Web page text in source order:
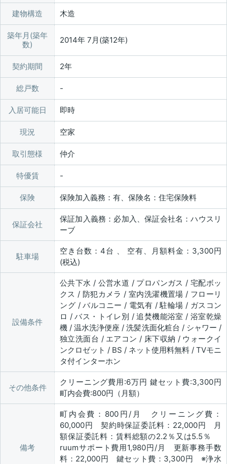
建物構造 木造
築年月(築年
数)
2014年 7月(築12年)
契約期間 2年
総戸数
入居可能日 即時
現況 空家
取引態様 仲介
特優賃
保険 保険加入義務：有、保険名：住宅保険料
保証会社
保証加入義務：必加入、保証会社名：ハウスリ
ーブ
駐車場
空き台数：4台 、 空有、月額料金：3,300円
(税込)
設備条件
公共下水 / 公営水道 / プロパンガス / 宅配ボッ
クス / 防犯カメラ / 室内洗濯機置場 / フローリ
ング / バルコニー / 電気有 / 駐輪場 / ガスコン
ロ / バス・トイレ別 / 追焚機能浴室 / 浴室乾燥
機 / 温水洗浄便座 / 洗髪洗面化粧台 / シャワー /
独立洗面台 / エアコン / 床下収納 / ウォークイ
ンクロゼット / BS / ネット使用料無料 / TVモニ
タ付インターホン
その他条件
クリーニング費用:6万円 鍵セット費:3,300円
町内会費:800円（月額）
備考
町内会費：800円/月 クリーニング費：
60,000円 契約時保証委託料：22,000円 月
額保証委託料：賃料総額の2.2％又は5.5％
ruumサポート費用1,980円/月 更新事務手数
料：22,000円 鍵セット費：3,300円 ※浄水